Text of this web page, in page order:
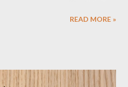
12/12補充from Patty： 1.新鮮現
1 小匙 (1t) 1 大匙(1T) 1 杯(1cup)
6g 80g 乾酵母 3.3g 10g --------- 吉
READ MORE »